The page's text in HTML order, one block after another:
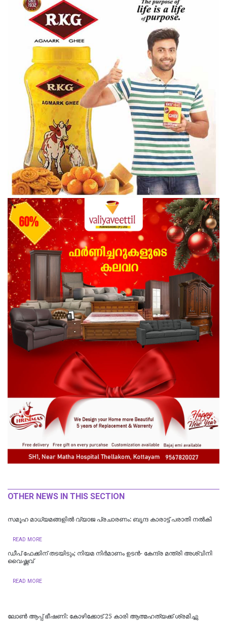
OTHER NEWS IN THIS SECTION
സമൂഹ മാധ്യമങ്ങളിൽ വ്യാജ പ്രചാരണം: ബൃന്ദ കാരാട്ട്‌ പരാതി നൽകി
READ MORE
ഡീപ് ഫേക്കിന് തടയിടും; നിയമ നിർമാണം ഉടന്‍- കേന്ദ്ര മന്ത്രി അശ്വിനി
വൈഷ്ണവ്
READ MORE
ലോണ്‍ ആപ്പ് ഭീഷണി: കോഴിക്കോട് 25 കാരി ആത്മഹത്യക്ക് ശ്രമിച്ചു